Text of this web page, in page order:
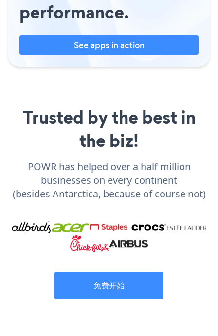
performance.
See apps in action
Trusted by the best in
the biz!
POWR has helped over a half million
businesses on every continent
(besides Antarctica, because of course not)
免费开始